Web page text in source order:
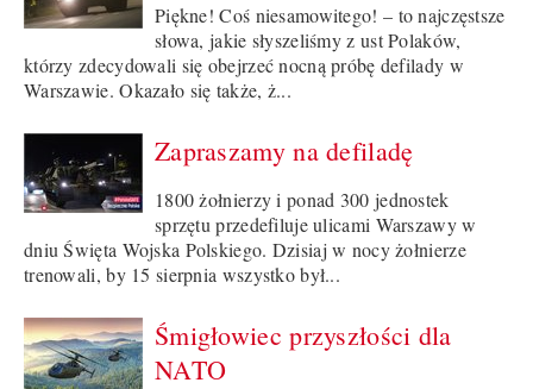
Piękne! Coś niesamowitego! – to najczęstsze
słowa, jakie słyszeliśmy z ust Polaków,
którzy zdecydowali się obejrzeć nocną próbę defilady w
Warszawie. Okazało się także, ż...
Zapraszamy na defiladę
1800 żołnierzy i ponad 300 jednostek
sprzętu przedefiluje ulicami Warszawy w
dniu Święta Wojska Polskiego. Dzisiaj w nocy żołnierze
trenowali, by 15 sierpnia wszystko był...
Śmigłowiec przyszłości dla
NATO